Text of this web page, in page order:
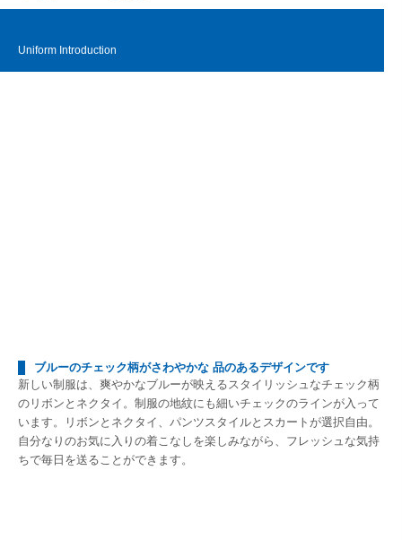
Uniform Introduction
ブルーのチェック柄がさわやかな 品のあるデザインです
新しい制服は、爽やかなブルーが映えるスタイリッシュなチェック柄
のリボンとネクタイ。制服の地紋にも細いチェックのラインが入って
います。リボンとネクタイ、パンツスタイルとスカートが選択自由。
自分なりのお気に入りの着こなしを楽しみながら、フレッシュな気持
ちで毎日を送ることができます。